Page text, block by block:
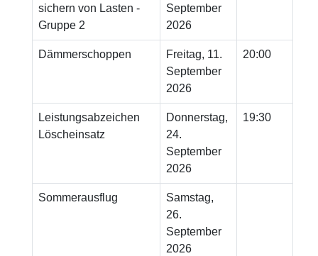
sichern von Lasten -
Gruppe 2
September
2026
Dämmerschoppen
Freitag, 11.
September
2026
20:00
Leistungsabzeichen
Löscheinsatz
Donnerstag,
24.
September
2026
19:30
Sommerausflug
Samstag,
26.
September
2026